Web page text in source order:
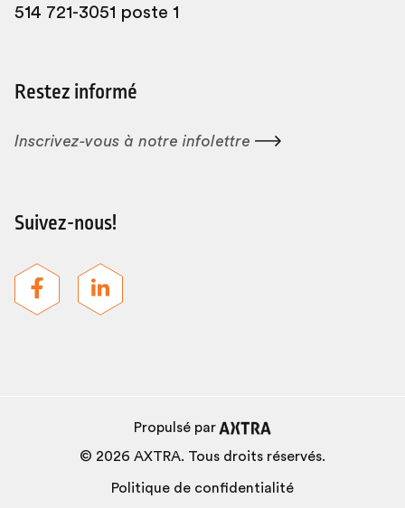
514 721-3051 poste 1
Restez informé
Inscrivez-vous à notre infolettre
Suivez-nous!
Propulsé par
© 2026 AXTRA. Tous droits réservés.
Politique de confidentialité